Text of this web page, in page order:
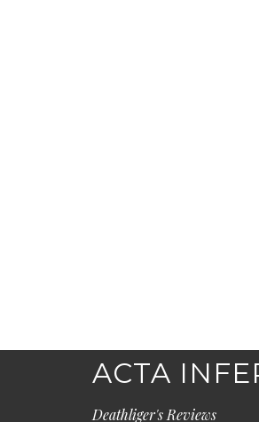
ACTA
Deathliger's Reviews